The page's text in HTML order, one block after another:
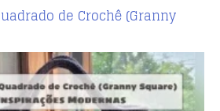
de Crochê (Granny